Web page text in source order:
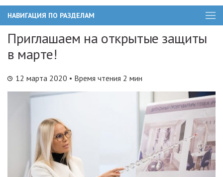
НАВИГАЦИЯ ПО РАЗДЕЛАМ
Приглашаем на открытые защиты
в марте!
12 марта 2020 • Время чтения 2 мин